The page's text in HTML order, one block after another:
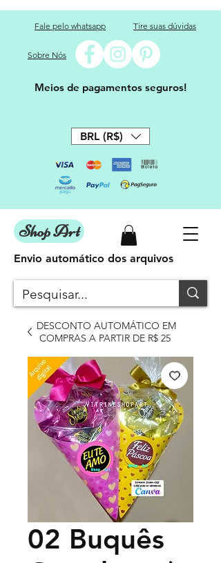
Fale pelo whatsapp Tire suas dúvidas
Sobre Nós
Meios de pagamentos seguros!
BRL (R$)
Shop Art
DESCONTO AUTOMÁTICO EM
COMPRAS A PARTIR DE R$ 25
Envio automático dos arquivos
02 Buquês